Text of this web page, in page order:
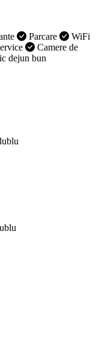
Parcare
WiFi
Camere de
dejun bun